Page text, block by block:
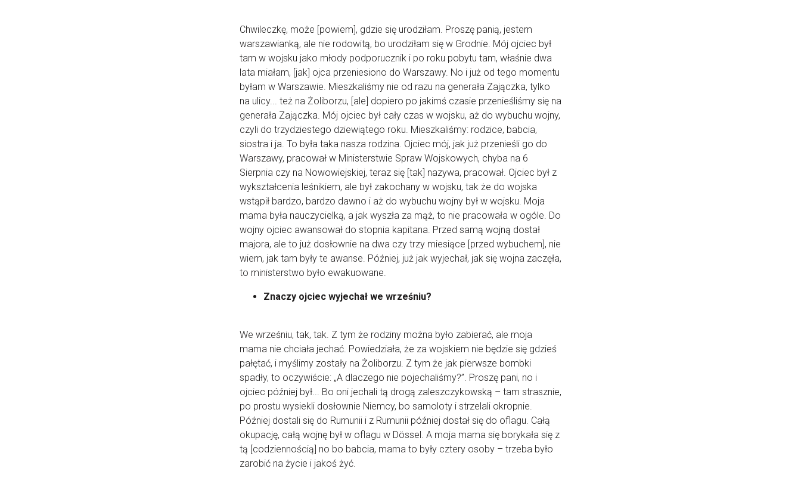
Chwileczkę, może [powiem], gdzie się urodziłam. Proszę panią, jestem
warszawianką, ale nie rodowitą, bo urodziłam się w Grodnie. Mój ojciec był
tam w wojsku jako młody podporucznik i po roku pobytu tam, właśnie dwa
lata miałam, [jak] ojca przeniesiono do Warszawy. No i już od tego momentu
byłam w Warszawie. Mieszkaliśmy nie od razu na generała Zajączka, tylko
na ulicy... też na Żoliborzu, [ale] dopiero po jakimś czasie przenieśliśmy się na
generała Zajączka. Mój ojciec był cały czas w wojsku, aż do wybuchu wojny,
czyli do trzydziestego dziewiątego roku. Mieszkaliśmy: rodzice, babcia,
siostra i ja. To była taka nasza rodzina. Ojciec mój, jak już przenieśli go do
Warszawy, pracował w Ministerstwie Spraw Wojskowych, chyba na 6
Sierpnia czy na Nowowiejskiej, teraz się [tak] nazywa, pracował. Ojciec był z
wykształcenia leśnikiem, ale był zakochany w wojsku, tak że do wojska
wstąpił bardzo, bardzo dawno i aż do wybuchu wojny był w wojsku. Moja
mama była nauczycielką, a jak wyszła za mąż, to nie pracowała w ogóle. Do
wojny ojciec awansował do stopnia kapitana. Przed samą wojną dostał
majora, ale to już dosłownie na dwa czy trzy miesiące [przed wybuchem], nie
wiem, jak tam były te awanse. Później, już jak wyjechał, jak się wojna zaczęła,
to ministerstwo było ewakuowane.
Znaczy ojciec wyjechał we wrześniu?
We wrześniu, tak, tak. Z tym że rodziny można było zabierać, ale moja
mama nie chciała jechać. Powiedziała, że za wojskiem nie będzie się gdzieś
pałętać, i myślimy zostały na Żoliborzu. Z tym że jak pierwsze bombki
spadły, to oczywiście: „A dlaczego nie pojechaliśmy?”. Proszę pani, no i
ojciec później był... Bo oni jechali tą drogą zaleszczykowską – tam strasznie,
po prostu wysiekli dosłownie Niemcy, bo samoloty i strzelali okropnie.
Później dostali się do Rumunii i z Rumunii później dostał się do oflagu. Całą
okupację, całą wojnę był w oflagu w Dössel. A moja mama się borykała się z
tą [codziennością] no bo babcia, mama to były cztery osoby – trzeba było
zarobić na życie i jakoś żyć.